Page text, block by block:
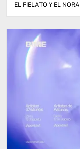
EL FIELATO Y EL NORA